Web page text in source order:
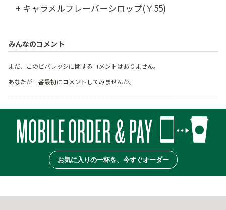
+ キャラメルフレーバーシロップ(￥55)
みんなのコメント
まだ、このビバレッジに関するコメントはありません。
あなたが一番最初にコメントしてみませんか。
お気に入りの一杯を、今すぐオーダー